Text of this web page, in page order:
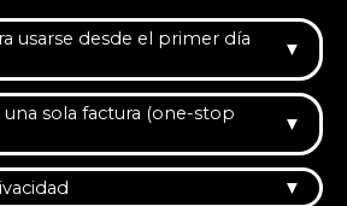
usarse desde el primer día
▼
sola factura (one-stop
▼
▼